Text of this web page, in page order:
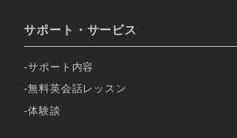
サポート・サービス
サポート内容
無料英会話レッスン
体験談